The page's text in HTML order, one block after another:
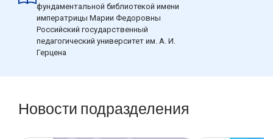
фундаментальной библиотекой имени
императрицы Марии Федоровны
Российский государственный
педагогический университет им. А. И.
Герцена
Новости подразделения